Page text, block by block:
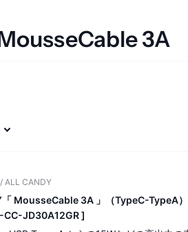
3A
ALL CANDY
MousseCable 3A 」（TypeC-TypeA
CC-JD30A12GR ]